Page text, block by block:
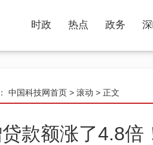
时政 热点 政务
中国科技网首页 > 滚动 > 正文
款额涨了4.8倍